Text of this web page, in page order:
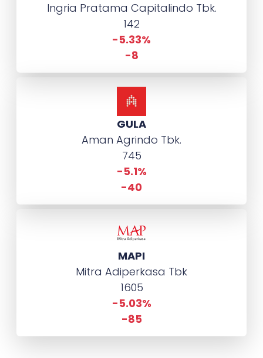
Ingria Pratama Capitalindo Tbk.
142
-5.33%
-8
GULA
Aman Agrindo Tbk.
745
-5.1%
-40
MAPI
Mitra Adiperkasa Tbk
1605
-5.03%
-85